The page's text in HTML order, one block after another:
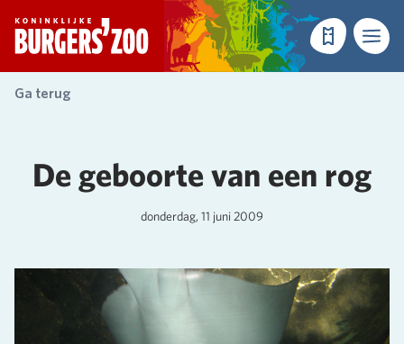
- Homepagina
TicketsMenu
Ga terug
De geboorte van een rog
donderdag, 11 juni 2009